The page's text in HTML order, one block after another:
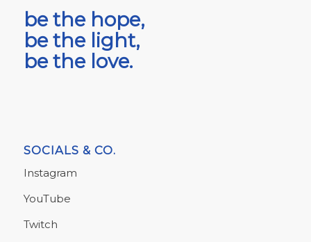
be the hope,
be the light,
be the love.
SOCIALS & CO.
Instagram
YouTube
Twitch